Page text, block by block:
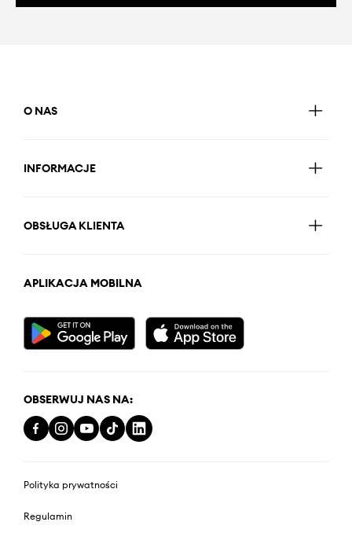
O NAS
INFORMACJE
OBSŁUGA KLIENTA
APLIKACJA MOBILNA
OBSERWUJ NAS NA:
Polityka prywatności
Regulamin